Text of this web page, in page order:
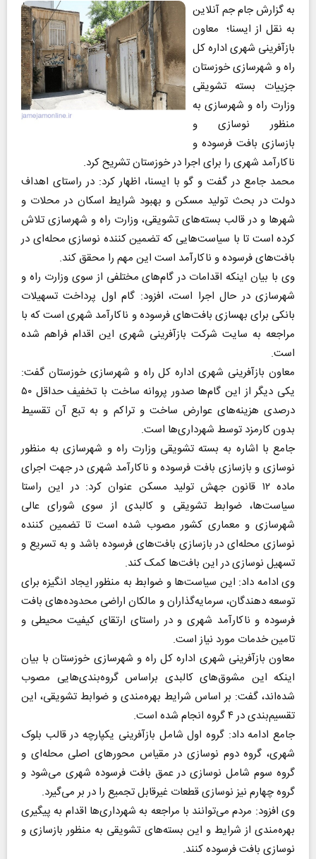
به گزارش جام جم آنلاین
به نقل از ایسنا؛ معاون
بازآفرینی شهری اداره کل
راه و شهرسازی خوزستان
جزییات بسته تشویقی
وزارت راه و شهرسازی به
منظور نوسازی و
بازسازی بافت فرسوده و
ناکارآمد شهری را برای اجرا در خوزستان تشریح کرد.
محمد جامع در گفت و گو با ایسنا، اظهار کرد: در راستای اهداف
دولت در بحث تولید مسکن و بهبود شرایط اسکان در محلات و
شهرها و در قالب بسته‌های تشویقی، وزارت راه و شهرسازی تلاش
کرده است تا با سیاست‌هایی که تضمین کننده نوسازی محله‌ای در
بافت‌های فرسوده و ناکارآمد است این مهم را محقق کند.
وی با بیان اینکه اقدامات در گام‌های مختلفی از سوی وزارت راه و
شهرسازی در حال اجرا است، افزود: گام اول پرداخت تسهیلات
بانکی برای بهسازی بافت‌های فرسوده و ناکارآمد شهری است که با
مراجعه به سایت شرکت بازآفرینی شهری این اقدام فراهم شده
است.
معاون بازآفرینی شهری اداره کل راه و شهرسازی خوزستان گفت:
یکی دیگر از این گام‌ها صدور پروانه ساخت با تخفیف حداقل ۵۰
درصدی هزینه‌های عوارض ساخت و تراکم و به تبع آن تقسیط
بدون کارمزد توسط شهرداری‌ها است.
جامع با اشاره به بسته تشویقی وزارت راه و شهرسازی به منظور
نوسازی و بازسازی بافت فرسوده و ناکارآمد شهری در جهت اجرای
ماده ۱۲ قانون جهش تولید مسکن عنوان کرد: در این راستا
سیاست‌ها، ضوابط تشویقی و کالبدی از سوی شورای عالی
شهرسازی و معماری کشور مصوب شده است تا تضمین کننده
نوسازی محله‌ای در بازسازی بافت‌های فرسوده باشد و به تسریع و
تسهیل نوسازی در این بافت‌ها کمک کند.
وی ادامه داد: این سیاست‌ها و ضوابط به منظور ایجاد انگیزه برای
توسعه دهندگان، سرمایه‌گذاران و مالکان اراضی محدوده‌های بافت
فرسوده و ناکارآمد شهری و در راستای ارتقای کیفیت محیطی و
تامین خدمات مورد نیاز است.
معاون بازآفرینی شهری اداره کل راه و شهرسازی خوزستان با بیان
اینکه این مشوق‌های کالبدی براساس گروه‌بندی‌هایی مصوب
شده‌اند، گفت: بر اساس شرایط بهره‌مندی و ضوابط تشویقی، این
تقسیم‌بندی در ۴ گروه انجام شده است.
جامع ادامه داد: گروه اول شامل بازآفرینی یکپارچه در قالب بلوک
شهری، گروه دوم نوسازی در مقیاس محورهای اصلی محله‌ای و
گروه سوم شامل نوسازی در عمق بافت فرسوده شهری می‌شود و
گروه چهارم نیز نوسازی قطعات غیرقابل تجمیع را در بر می‌گیرد.
وی افزود: مردم می‌توانند با مراجعه به شهرداری‌ها اقدام به پیگیری
بهره‌مندی از شرایط و این بسته‌های تشویقی به منظور بازسازی و
نوسازی بافت فرسوده کنند.